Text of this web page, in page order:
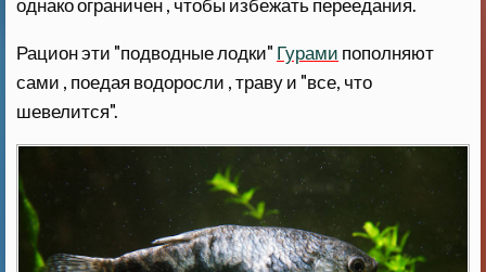
однако ограничен , чтобы избежать переедания.
Рацион эти "подводные лодки" Гурами пополняют
сами , поедая водоросли , траву и "все, что
шевелится".